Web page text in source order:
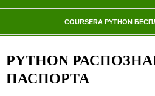
COURSERA PYTHON
PYTHON
ПАСПОРТА